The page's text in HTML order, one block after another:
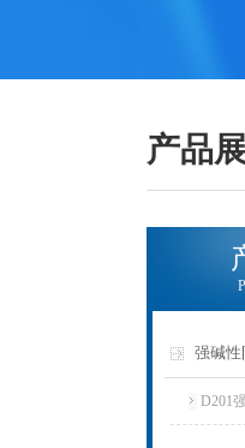
产品
强碱性
D201